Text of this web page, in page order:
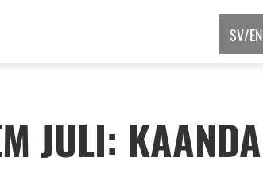
SV EN
JULI: KAANDA